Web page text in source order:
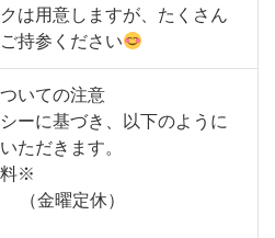
は用意しますが、たくさん
持参ください
いての注意
ーに基づき、以下のように
ただきます。
※
金曜定休）